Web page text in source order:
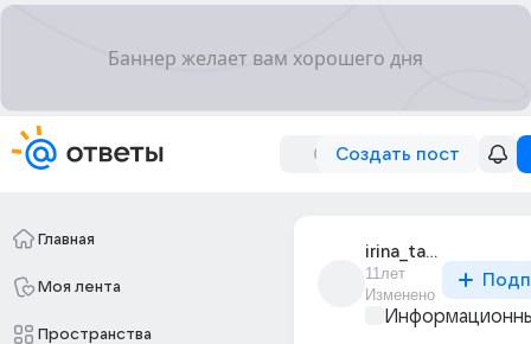
Создать пост
Главная
Моя лента
Пространства
irina_tarakhtina
11лет
Изменено